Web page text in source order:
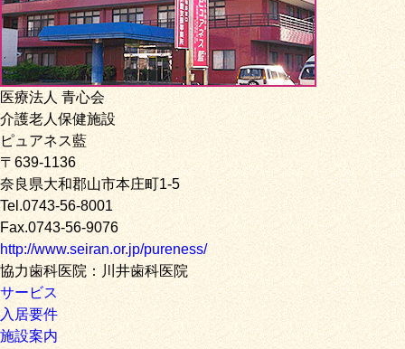
医療法人 青心会
介護老人保健施設
ピュアネス藍
〒639-1136
奈良県大和郡山市本庄町1-5
Tel.0743-56-8001
Fax.0743-56-9076
http://www.seiran.or.jp/pureness/
協力歯科医院：川井歯科医院
サービス
入居要件
施設案内